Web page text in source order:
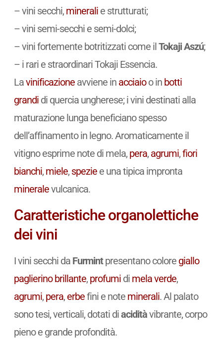
– vini secchi, mineralie strutturati;
– vini semi-secchi e semi-dolci;
– vini fortemente botritizzati come ilTokaji Aszú;
– i rari e straordinari Tokaji Essencia.
Lavinificazioneavviene in acciaioo in botti
grandidi quercia ungherese; i vini destinati alla
maturazione lunga beneficiano spesso
dell’affinamento in legno. Aromaticamente il
vitigno esprime note di mela, pera, agrumi,fiori
bianchi, miele, speziee una tipica impronta
mineralevulcanica.
Caratteristiche organolettiche
dei vini
I vini secchi da Furmintpresentano colore giallo
paglierino brillante, profumidi mela verde,
agrumi, pera, erbefini e note minerali. Al palato
sono tesi, verticali, dotati diaciditàvibrante, corpo
pieno e grande profondità.